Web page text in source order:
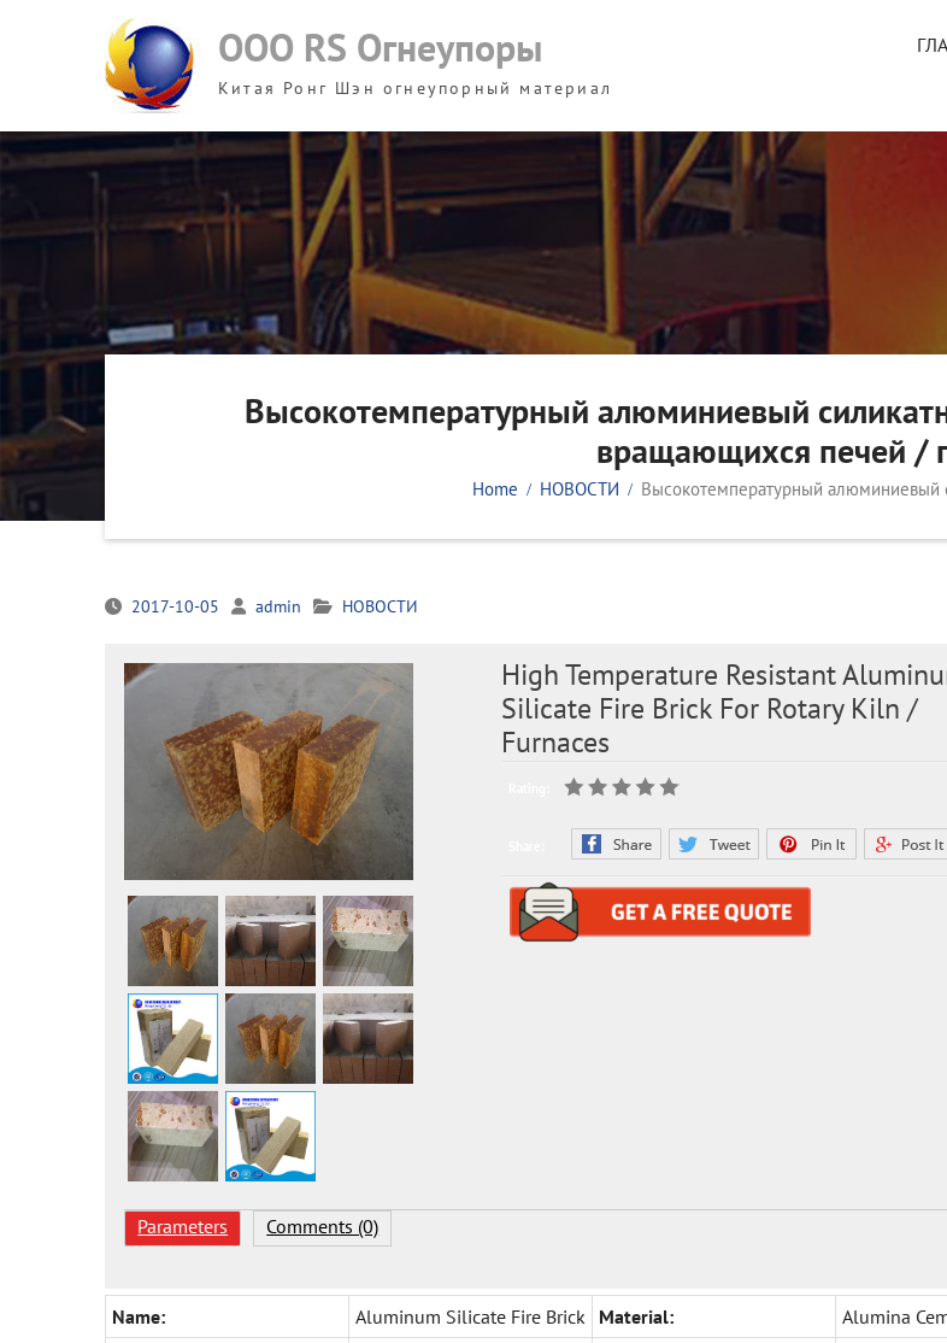
ООО RS Огнеупоры
Китая Ронг Шэн огнеупорный материал
Высокотемпературный алюминиевый
вращающихся печей /
Home НОВОСТИ Высокотемпературный алюминиевый
2017-10-05 admin НОВОСТИ
High Temperature Resistant
Silicate Fire Brick For Rotary Kiln /
Furnaces
Parameters Comments (0)
Name: Aluminum Silicate Fire Brick Material: Alumina